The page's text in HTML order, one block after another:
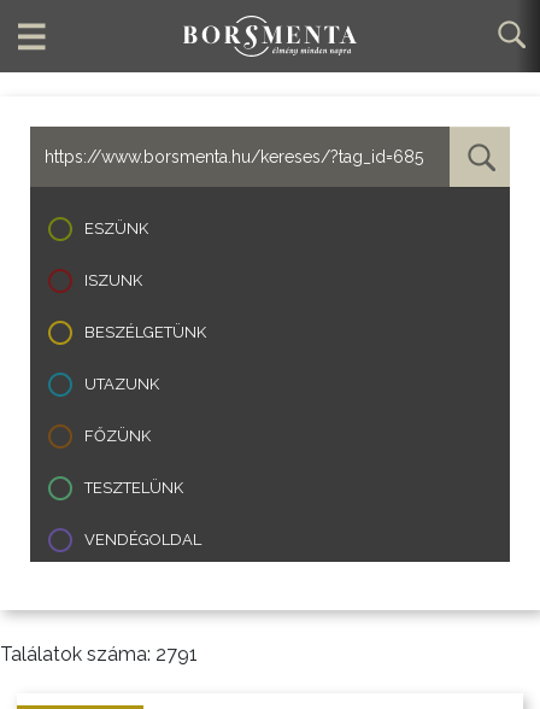
ESZÜNK
ISZUNK
BESZÉLGETÜNK
UTAZUNK
FŐZÜNK
TESZTELÜNK
VENDÉGOLDAL
Találatok száma: 2791